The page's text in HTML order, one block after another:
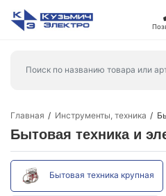
Главная Инструменты, техника
Бытовая техника и
Бытовая техника крупная